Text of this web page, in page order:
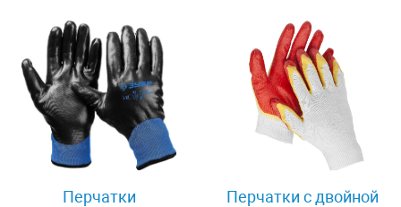
Перчатки
Перчатки c двойной